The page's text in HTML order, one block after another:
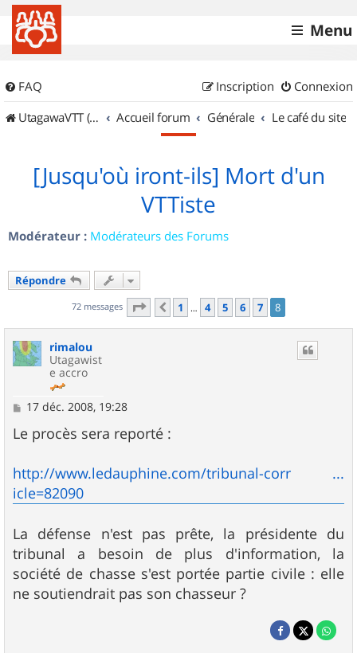
Menu
FAQ Connexion
Inscription
UtagawaVTT (Randos VTT et VTTAE avec traces GPS)
Accueil forum Générale Le café du site
[Jusqu'où iront-ils] Mort d'un
VTTiste
Modérateur : Modérateurs des Forums
Répondre
72 messages Page 8sur 8
Précédent
1 … 4 5 6 7 8
rimalou
Utagawist
e accro
M
s
s
g
e
17 déc. 2008, 19:28
Le procès sera reporté :
http://www.ledauphine.com/tribunal-corr ...
icle=82090
La défense n'est pas prête, la présidente du
tribunal a besoin de plus d'information, la
société de chasse s'est portée partie civile : elle
ne soutiendrait pas son chasseur ?